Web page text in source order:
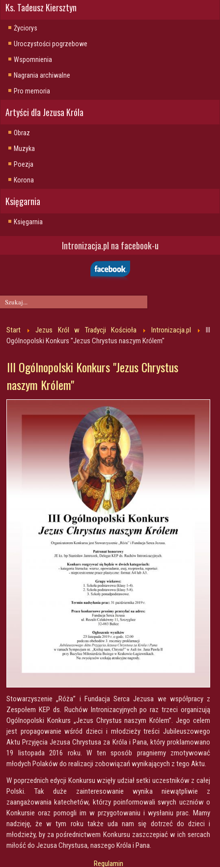
Ks. Tadeusz Kiersztyn
Życiorys
Uroczystości pogrzebowe
Wspomnienia
Nagrania archiwalne
Pro memoria
Artyści dla Jezusa Króla
Obraz
Muzyka
Poezja
Korona
Księgarnia
Księgarnia
Intronizacja.pl na facebook-u
Start Jezus Król w Tradycji Kościoła Intronizacja.pl
III
Ogólnopolski Konkurs "Jezus Chrystus naszym Królem"
III Ogólnopolski Konkurs "Jezus Chrystus
naszym Królem"
Stowarzyszenie „Róża” i Fundacja Serca Jezusa we współpracy z
Zespołem KEP ds. Ruchów Intronizacyjnych po raz trzeci organizują
Ogólnopolski Konkurs „Jezus Chrystus naszym Królem”. Jego celem
jest propagowanie wśród dzieci i młodzieży treści Jubileuszowego
Aktu Przyjęcia Jezusa Chrystusa za Króla i Pana, który proklamowano
19 listopada 2016 roku. W ten sposób pragniemy zmotywować
młodych Polaków do realizacji zobowiązań wynikających z tego Aktu.
W poprzednich edycji Konkursu wzięły udział setki uczestników z całej
Polski. Tak duże zainteresowanie wynika niewątpliwie z
zaangażowania katechetów, którzy poinformowali swych uczniów o
Konkursie oraz pomogli im w przygotowaniu i wysłaniu prac. Mamy
nadzieję, że w tym roku także uda nam się dotrzeć do dzieci i
młodzieży, by za pośrednictwem Konkursu zaszczepiać w ich sercach
miłość do Jezusa Chrystusa, naszego Króla i Pana.
Regulamin